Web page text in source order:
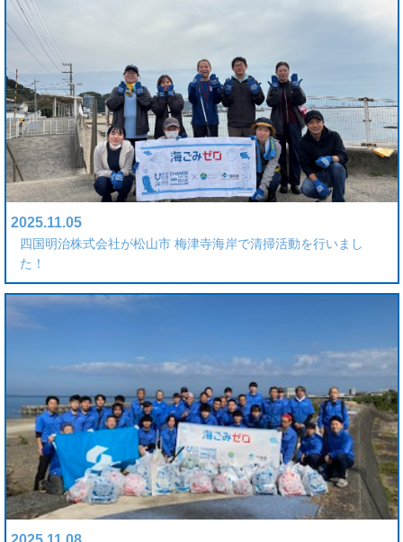
2025.11.05
四国明治株式会社が松山市 梅津寺海岸で清掃活動を行いまし
た！